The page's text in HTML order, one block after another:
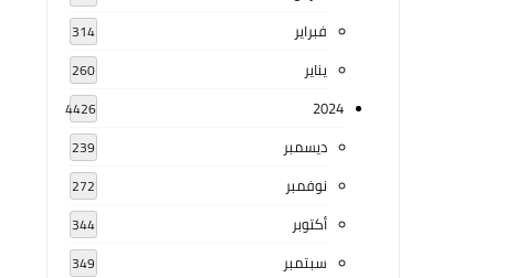
فبراير 314
يناير 260
2024
4426
ديسمبر 239
نوفمبر 272
أكتوبر 344
سبتمبر 349